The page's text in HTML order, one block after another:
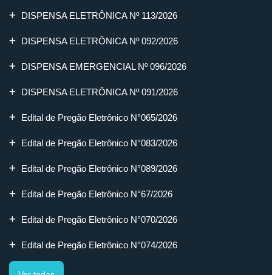
DISPENSA ELETRÔNICA Nº 113/2026
DISPENSA ELETRÔNICA Nº 092/2026
DISPENSA EMERGENCIAL Nº 096/2026
DISPENSA ELETRÔNICA Nº 091/2026
Edital de Pregão Eletrônico N°065/2026
Edital de Pregão Eletrônico N°083/2026
Edital de Pregão Eletrônico N°089/2026
Edital de Pregão Eletrônico N°67/2026
Edital de Pregão Eletrônico N°070/2026
Edital de Pregão Eletrônico N°074/2026